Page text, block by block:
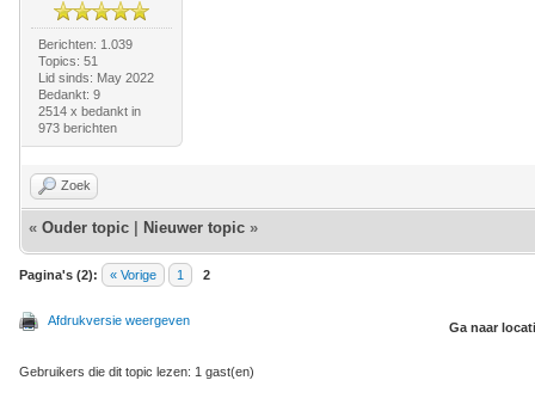
Berichten: 1.039
Topics: 51
Lid sinds: May 2022
Bedankt: 9
2514 x bedankt in
973 berichten
Zoek
« Ouder topic Nieuwer topic »
Pagina's (2): « Vorige 1 2
Afdrukversie weergeven Ga naar
Gebruikers die dit topic lezen: 1 gast(en)